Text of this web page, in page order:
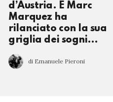
d’Austria. E Marc
Marquez ha
rilanciato con la sua
griglia dei sogni…
di Emanuele Pieroni